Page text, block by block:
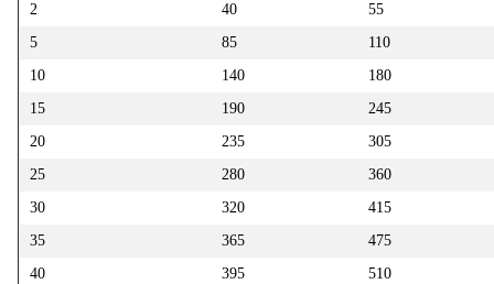
2
40
55
5
85
110
10
140
180
15
190
245
20
235
305
25
280
360
30
320
415
35
365
475
40
395
510